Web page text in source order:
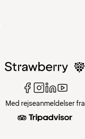
Med rejseanmeldelser fra